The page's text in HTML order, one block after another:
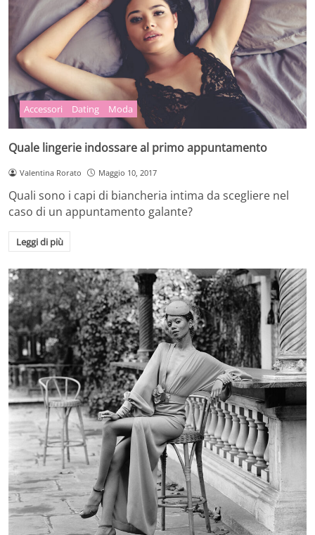
Accessori Dating Moda
Quale lingerie indossare al primo appuntamento
Valentina Rorato Maggio 10, 2017
Quali sono i capi di biancheria intima da scegliere nel
caso di un appuntamento galante?
Leggi di più